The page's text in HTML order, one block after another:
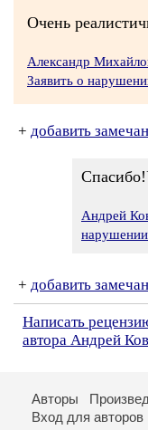
Очень
Александр
Заявить о
+ добавить
Андрей
нарушении
+ добавить
Написать
автора Андрей
Авторы
Вход для авторов